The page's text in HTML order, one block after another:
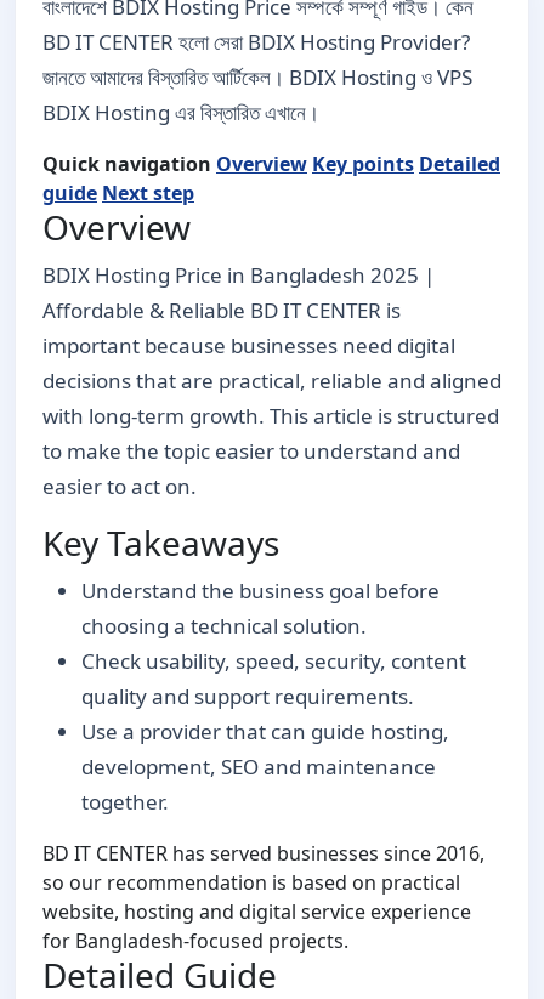
বাংলাদেশে BDIX Hosting Price সম্পর্কে সম্পূর্ণ গাইড। কেন
BD IT CENTER হলো সেরা BDIX Hosting Provider?
জানতে আমাদের বিস্তারিত আর্টিকেল। BDIX Hosting ও VPS
BDIX Hosting এর বিস্তারিত এখানে।
Quick navigation Overview Key points Detailed
guide Next step
Overview
BDIX Hosting Price in Bangladesh 2025 |
Affordable & Reliable BD IT CENTER is
important because businesses need digital
decisions that are practical, reliable and aligned
with long-term growth. This article is structured
to make the topic easier to understand and
easier to act on.
Key Takeaways
Understand the business goal before
choosing a technical solution.
Check usability, speed, security, content
quality and support requirements.
Use a provider that can guide hosting,
development, SEO and maintenance
together.
BD IT CENTER has served businesses since 2016,
so our recommendation is based on practical
website, hosting and digital service experience
for Bangladesh-focused projects.
Detailed Guide